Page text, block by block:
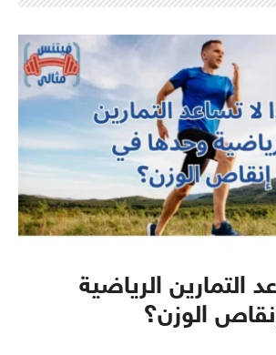
التمارين الرياضية
الوزن؟